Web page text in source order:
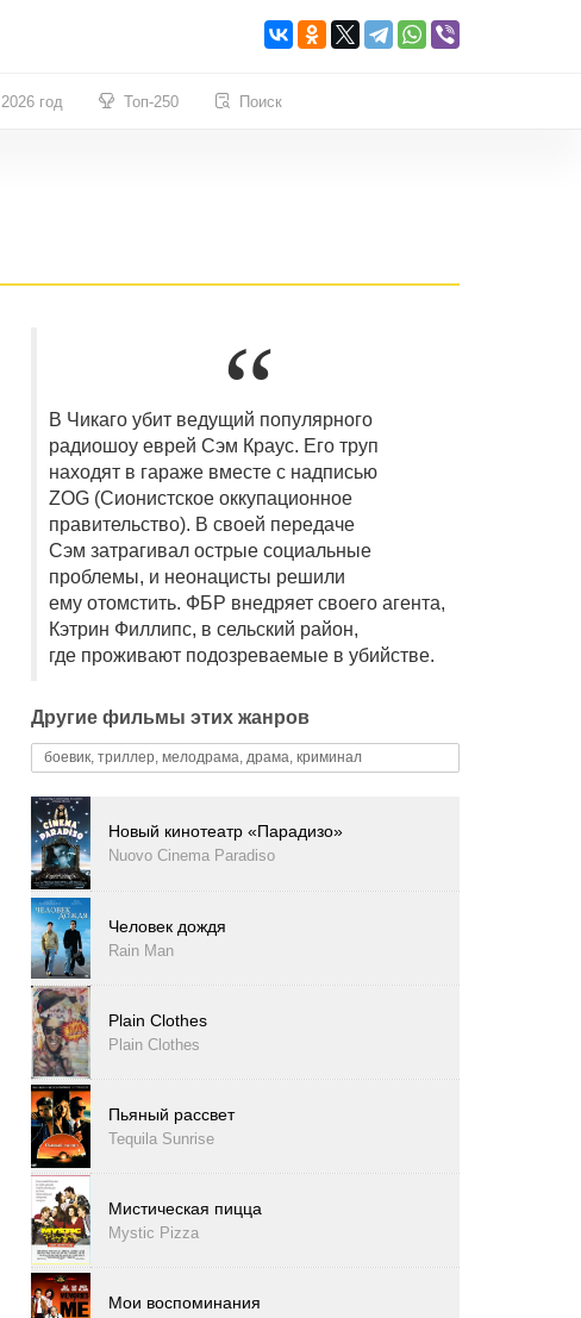
2026 год Топ-250 Поиск
В Чикаго убит ведущий популярного
радиошоу еврей Сэм Краус. Его труп
находят в гараже вместе с надписью
ZOG (Сионистское оккупационное
правительство). В своей передаче
Сэм затрагивал острые социальные
проблемы, и неонацисты решили
ему отомстить. ФБР внедряет своего агента,
Кэтрин Филлипс, в сельский район,
где проживают подозреваемые в убийстве.
Другие фильмы этих жанров
боевик, триллер, мелодрама, драма, криминал
Новый кинотеатр «Парадизо»
Nuovo Cinema Paradiso
Человек дождя
Rain Man
Plain Clothes
Plain Clothes
Пьяный рассвет
Tequila Sunrise
Мистическая пицца
Mystic Pizza
Мои воспоминания